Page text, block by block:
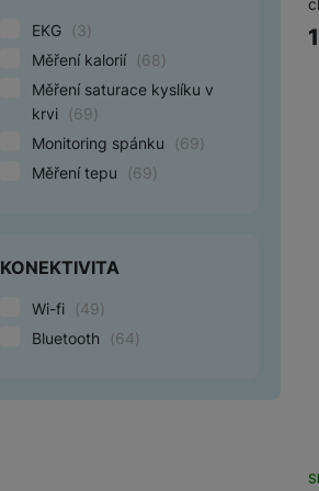
Marketingové cookies
na našich stránkách, tak
EKG (3)
Měření kalorií (68)
Měření saturace kyslíku v
krvi
(69)
Monitoring spánku
(69)
Měření tepu
(69)
KONEKTIVITA
Wi-fi (49)
Bluetooth
(64)